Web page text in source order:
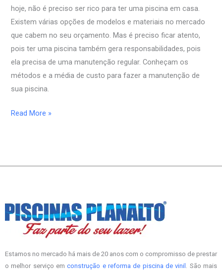
hoje, não é preciso ser rico para ter uma piscina em casa.
Existem várias opções de modelos e materiais no mercado
que cabem no seu orçamento. Mas é preciso ficar atento,
pois ter uma piscina também gera responsabilidades, pois
ela precisa de uma manutenção regular. Conheçam os
métodos e a média de custo para fazer a manutenção de
sua piscina.
de
uma
piscina?
Read More »
Estamos no mercado há mais de 20 anos com o compromisso de prestar
o melhor serviço emconstrução e reforma de piscina de vinil . São mais